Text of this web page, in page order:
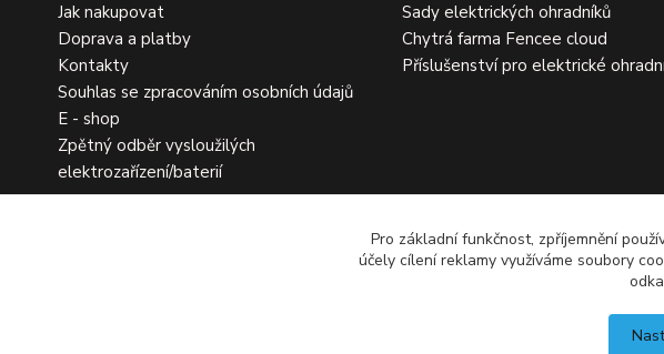
Jak nakupovat
Doprava a platby
Kontakty
Souhlas se zpracováním osobních údajů
E - shop
Zpětný odběr vysloužilých
elektrozařízení/baterií
Sady elektrických ohradníků
Chytrá farma Fencee cloud
Příslušenství pro elektrické
Pro základní funkčnost, zpříjemnění
účely cílení reklamy využíváme soubory